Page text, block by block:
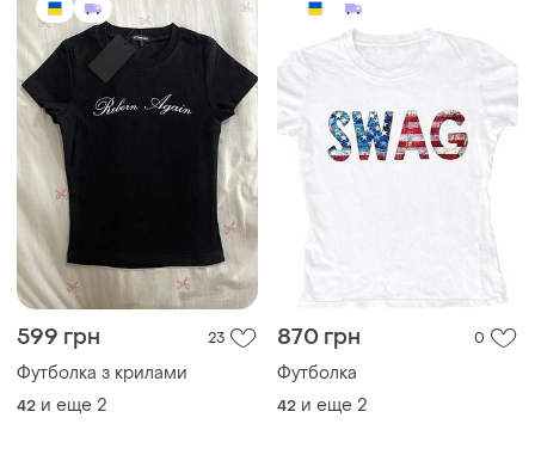
599 грн 23
Футболка з крилами
42 и еще 2
870 грн 0
Футболка
42 и еще 2